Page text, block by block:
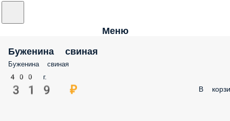
Меню
Буженина свиная
Буженина свиная
400 г.
319 ₽ В